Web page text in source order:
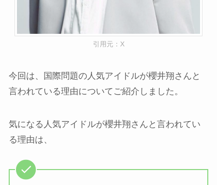
引用元：X
今回は、国際問題の人気アイドルが櫻井翔さんと
言われている理由についてご紹介しました。
気になる人気アイドルが櫻井翔さんと言われてい
る理由は、